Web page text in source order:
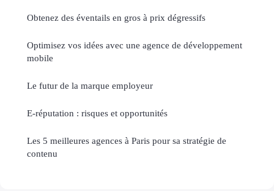
Obtenez des éventails en gros à prix dégressifs
Optimisez vos idées avec une agence de développement
mobile
Le futur de la marque employeur
E-réputation : risques et opportunités
Les 5 meilleures agences à Paris pour sa stratégie de
contenu